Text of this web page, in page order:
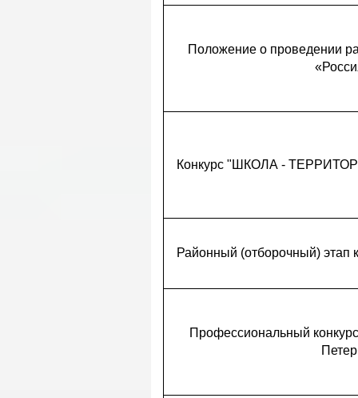
Положение о проведении
Конкурс "ШКОЛА -
Районный (отборочный) этап
Профессиональный